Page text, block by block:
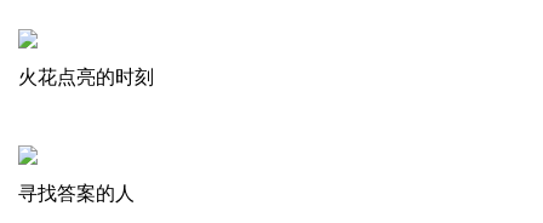
火花点亮的时刻
寻找答案的人